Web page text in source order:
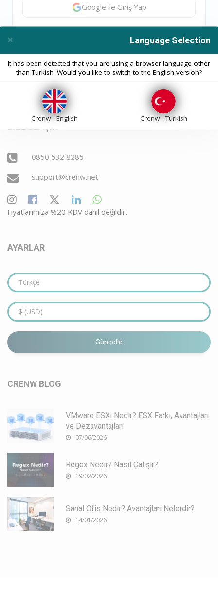
Google ile Giriş Yap
0850 532 8285
support@crenw.net
Fiyatlarımıza %20 KDV dahil değildir.
AYARLAR
Güncelle
CRENW BLOG
VMware ESXi Nedir? ESX Farkı, Avantajları
ve Dezavantajları
07/06/2026
Regex Nedir? Nasıl Çalışır?
19/02/2026
Sanal Ofis Nedir? Avantajları Nelerdir?
14/01/2026
× Language Selection
It has been detected that you are using a browser language other
than Turkish. Would you like to switch to the English version?
Crenw - English Crenw - Turkish